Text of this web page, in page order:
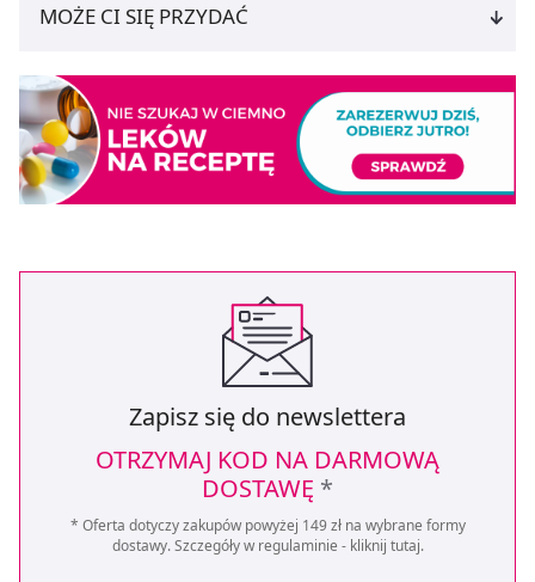
MOŻE CI SIĘ PRZYDAĆ
Zapisz się do newslettera
OTRZYMAJ KOD NA DARMOWĄ
DOSTAWĘ *
* Oferta dotyczy zakupów powyżej 149 zł na wybrane formy
dostawy. Szczegóły w regulaminie - kliknij tutaj.